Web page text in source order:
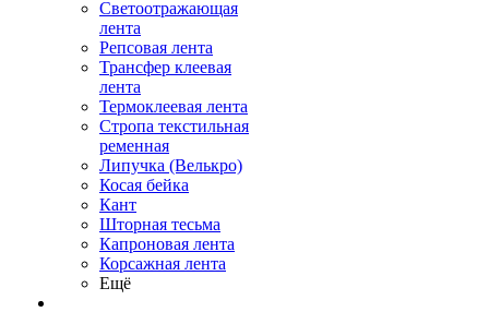
Светоотражающая
лента
Репсовая лента
Трансфер клеевая
лента
Термоклеевая лента
Стропа текстильная
ременная
Липучка (Велькро)
Косая бейка
Кант
Шторная тесьма
Капроновая лента
Корсажная лента
Ещё